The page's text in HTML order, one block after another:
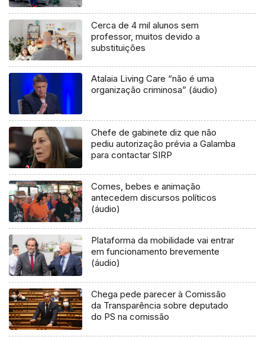
Cerca de 4 mil alunos sem
professor, muitos devido a
substituições
Atalaia Living Care “não é uma
organização criminosa” (áudio)
Chefe de gabinete diz que não
pediu autorização prévia a Galamba
para contactar SIRP
Comes, bebes e animação
antecedem discursos políticos
(áudio)
Plataforma da mobilidade vai entrar
em funcionamento brevemente
(áudio)
Chega pede parecer à Comissão
da Transparência sobre deputado
do PS na comissão